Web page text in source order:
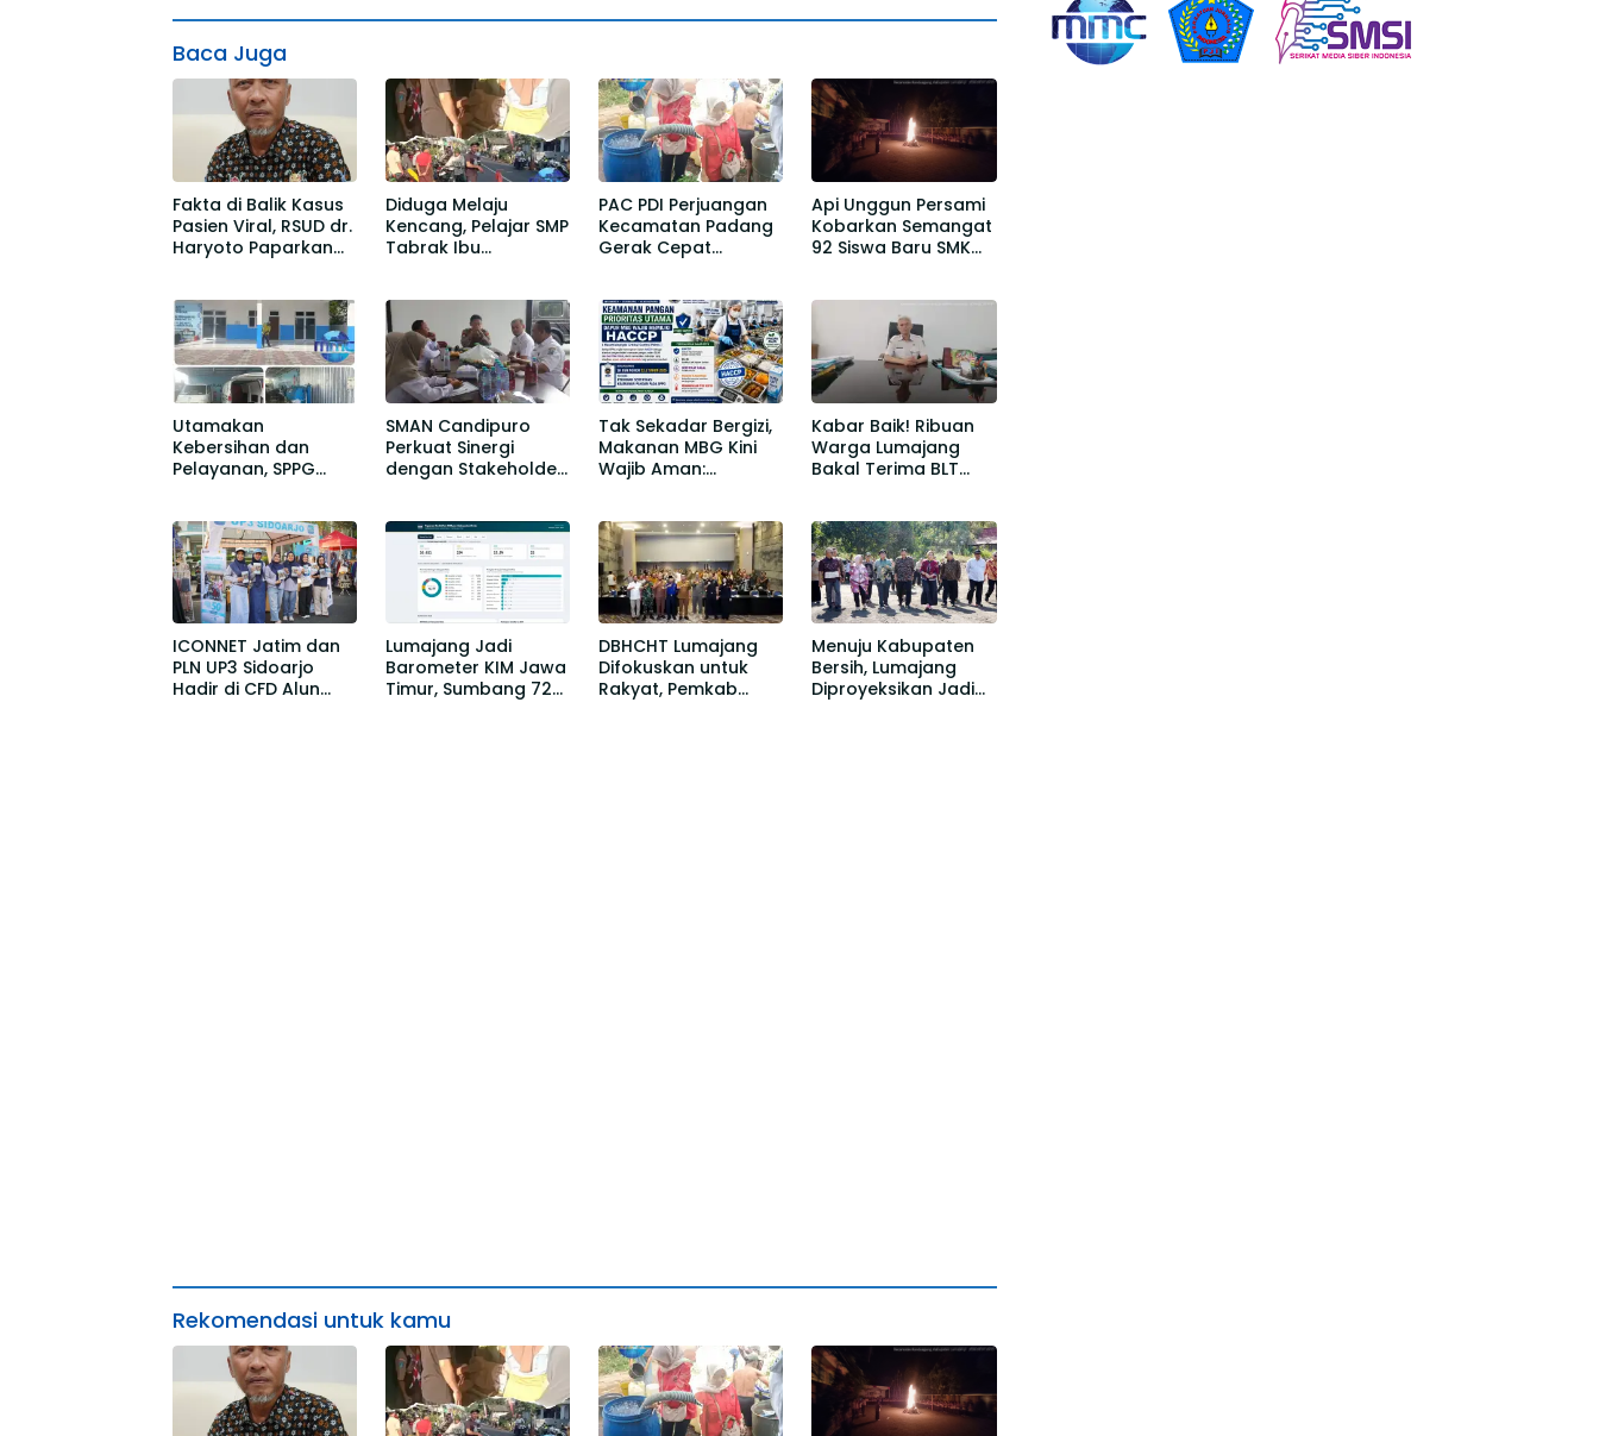
Baca Juga
Fakta di Balik Kasus
Pasien Viral, RSUD dr.
Haryoto Paparkan
Medis
Diduga Melaju
Kencang, Pelajar SMP
Tabrak Ibu
Gedangmas
PAC PDI Perjuangan
Kecamatan Padang
Gerak Cepat
Desa Kedawung
Api Unggun Persami
Kobarkan Semangat
92 Siswa Baru SMK
Utamakan
Kebersihan dan
Pelayanan, SPPG
IPAL Terintegrasi
SMAN Candipuro
Perkuat Sinergi
dengan Stakeholder,
Kemajuan
Pendidikan
Tak Sekadar Bergizi,
Makanan MBG Kini
Wajib Aman:
HACCP
Kabar Baik! Ribuan
Warga Lumajang
Bakal Terima BLT
ICONNET Jatim dan
PLN UP3 Sidoarjo
Hadir di CFD Alun
Lumajang Jadi
Barometer KIM Jawa
Timur, Sumbang 72
DBHCHT Lumajang
Difokuskan untuk
Rakyat, Pemkab
Menuju Kabupaten
Bersih, Lumajang
Diproyeksikan Jadi
Rekomendasi untuk kamu